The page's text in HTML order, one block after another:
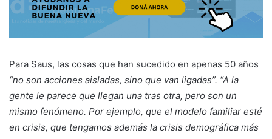
Para Saus, las cosas que han sucedido en apenas 50 años
“no son acciones aisladas, sino que van ligadas”. “A la
gente le parece que llegan una tras otra, pero son un
mismo fenómeno. Por ejemplo, que el modelo familiar esté
en crisis, que tengamos además la crisis demográfica más